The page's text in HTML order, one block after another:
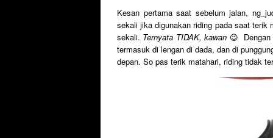
Kesan pertama saat sebelum jalan,
sekali jika digunakan riding pada saat terik
sekali. Ternyata TIDAK, kawan 😉 Dengan
termasuk di lengan di dada, dan di
depan. So pas terik matahari, riding tidak